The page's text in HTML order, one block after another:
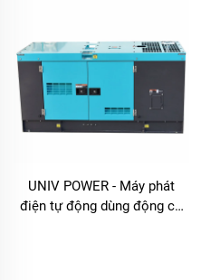
UNIV POWER - Máy phát
điện tự động dùng động cơ